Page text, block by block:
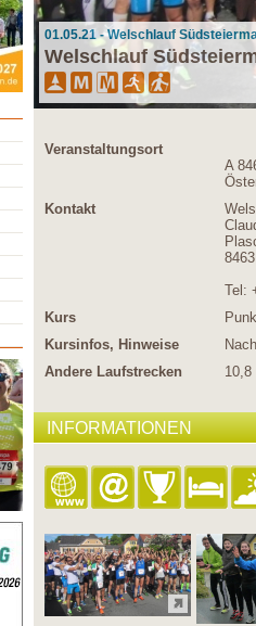
01.05.21 - Welschlauf
Welschlauf
Veranstaltungsort
A
Kontakt
Tel:
Kurs
Kursinfos, Hinweise
Andere Laufstrecken
10,8
INFORMATIONEN